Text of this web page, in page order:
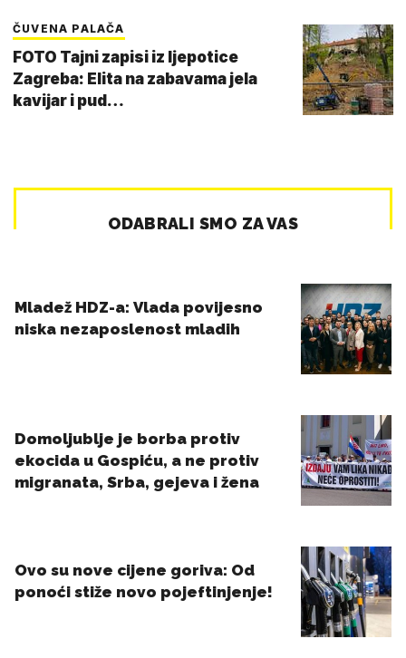
ČUVENA PALAČA
FOTO Tajni zapisi iz ljepotice
Zagreba: Elita na zabavama jela
kavijar i pud…